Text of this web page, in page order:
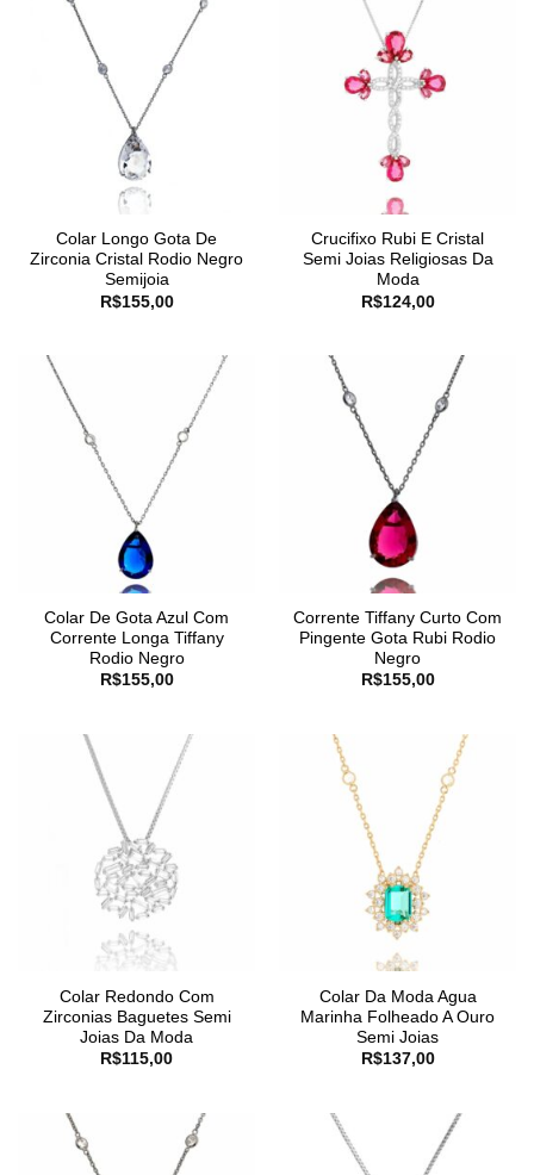
Colar Longo Gota De
Zirconia Cristal Rodio Negro
Semijoia
R$155,00
Crucifixo Rubi E Cristal
Semi Joias Religiosas Da
Moda
R$124,00
Colar De Gota Azul Com
Corrente Longa Tiffany
Rodio Negro
R$155,00
Corrente Tiffany Curto Com
Pingente Gota Rubi Rodio
Negro
R$155,00
Colar Redondo Com
Zirconias Baguetes Semi
Joias Da Moda
R$115,00
Colar Da Moda Agua
Marinha Folheado A Ouro
Semi Joias
R$137,00